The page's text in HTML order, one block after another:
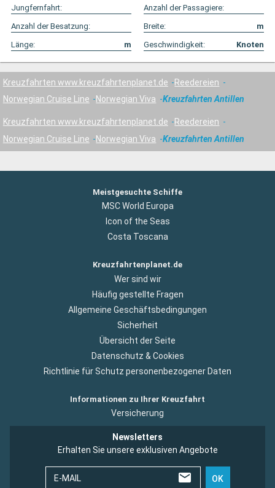
Jungfernfahrt:
Anzahl der Passagiere:
Anzahl der Besatzung:
Breite:
m
Länge:
m Geschwindigkeit: Knoten
Kreuzfahrten www.kreuzfahrtenplanet.de
Reedereien
Norwegian Cruise Line
Norwegian Viva Kreuzfahrten Antillen
Kreuzfahrten www.kreuzfahrtenplanet.de
Reedereien
Norwegian Cruise Line
Norwegian Viva Kreuzfahrten Antillen
Meistgesuchte Schiffe
MSC World Europa
Icon of the Seas
Costa Toscana
Kreuzfahrtenplanet.de
Wer sind wir
Häufig gestellte Fragen
Allgemeine Geschäftsbedingungen
Sicherheit
Übersicht der Seite
Datenschutz & Cookies
Richtlinie für Schutz personenbezogener Daten
Informationen zu Ihrer Kreuzfahrt
Versicherung
Newsletters
Erhalten Sie unsere exklusiven Angebote
E-MAIL OK